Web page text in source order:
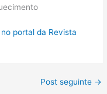
portal da Revista
Post seguinte →